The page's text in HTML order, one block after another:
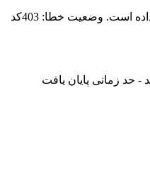
هنگام ایجاد تراکنش خطا رخ داده است. وضعیت خطا: 403کد
حد زمانی پایان یافت